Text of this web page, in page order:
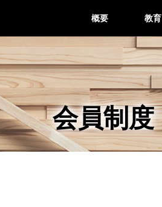
概要 教育
会員制度